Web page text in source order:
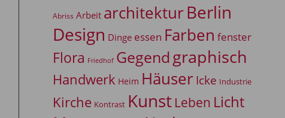
Abriss Arbeit architekturBerlin
Design Dinge essen Farben fenster
Flora Friedhof Gegendgraphisch
Handwerk Heim Häuser Icke Industrie
Kirche Kontrast Kunst Leben Licht